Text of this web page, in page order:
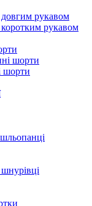
довгим рукавом
коротким рукавом
шорти
шорти